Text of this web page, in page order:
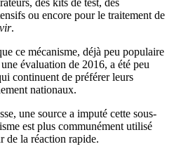
des kits de test, des
ou encore pour le traitement de
.
ce mécanisme, déjà peu populaire
évaluation de 2016, a été peu
continuent de préférer leurs
nationaux.
une source a imputé cette sous-
est plus communément utilisé
de la réaction rapide.